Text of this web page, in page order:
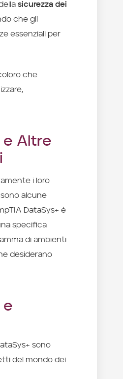
sicurezza dei
che gli
essenziali per
che
e Altre
i loro
alcune
DataSys+ è
specifica
di ambienti
desiderano
e
sono
del mondo dei